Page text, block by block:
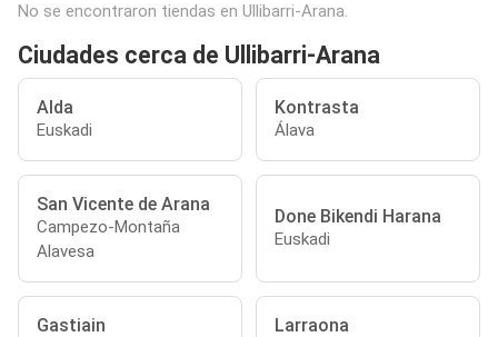
No se encontraron tiendas en Ullibarri-Arana.
Ciudades cerca de Ullibarri-Arana
Alda
Euskadi
Kontrasta
Álava
San Vicente de Arana
Campezo-Montaña
Alavesa
Done Bikendi Harana
Euskadi
Gastiain Larraona